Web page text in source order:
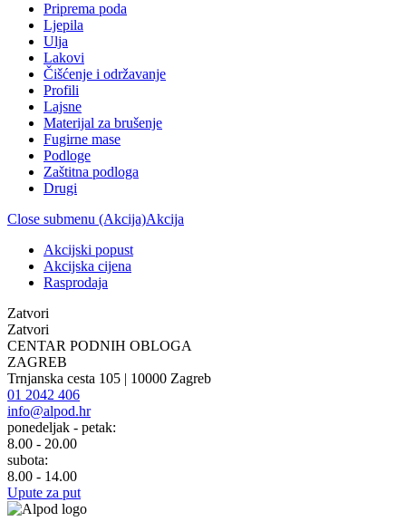
Priprema poda
Ljepila
Ulja
Lakovi
Čišćenje i održavanje
Profili
Lajsne
Materijal za brušenje
Fugirne mase
Podloge
Zaštitna podloga
Drugi
Close submenu (Akcija)Akcija
Akcijski popust
Akcijska cijena
Rasprodaja
Zatvori
Zatvori
CENTAR PODNIH OBLOGA
ZAGREB
Trnjanska cesta 105 | 10000 Zagreb
01 2042 406
info@alpod.hr
ponedeljak - petak:
8.00 - 20.00
subota:
8.00 - 14.00
Upute za put